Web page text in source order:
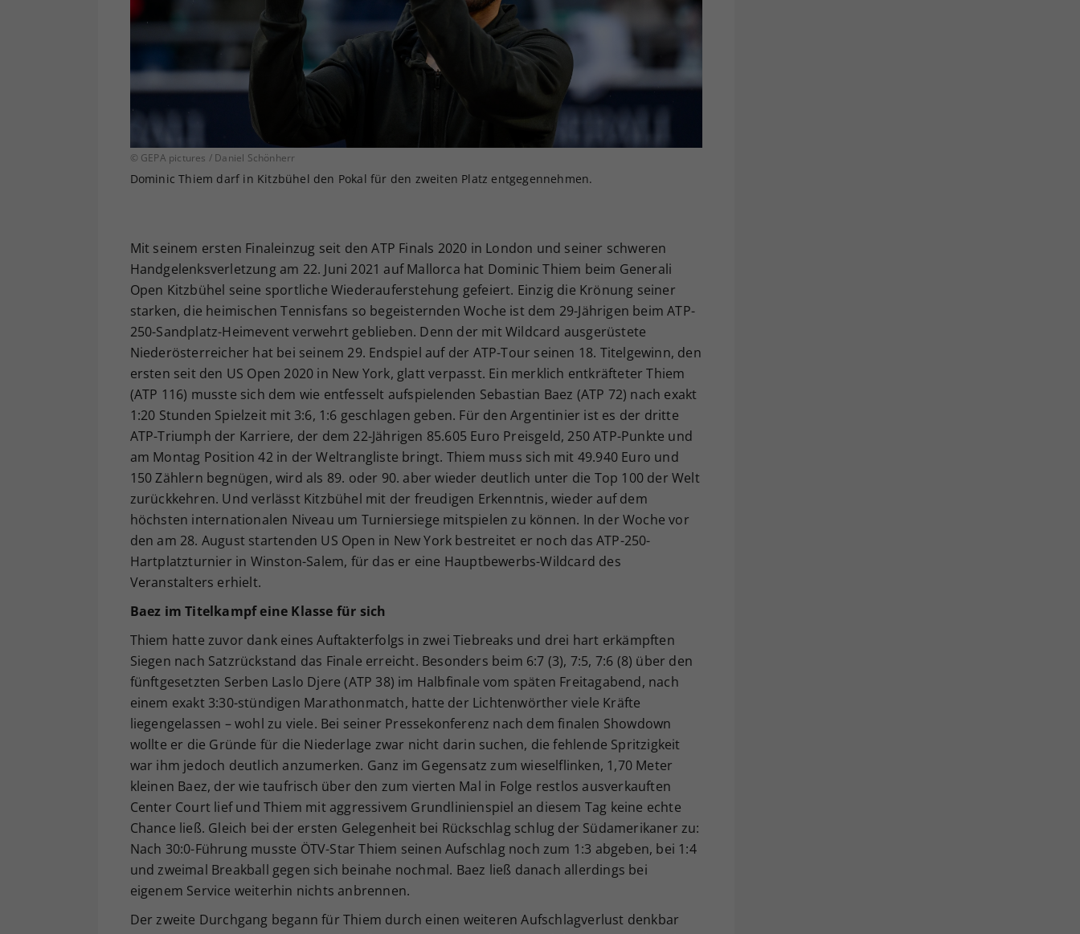
© GEPA pictures / Daniel Schönherr
Dominic Thiem darf in Kitzbühel den Pokal für den zweiten Platz entgegennehmen.
Mit seinem ersten Finaleinzug seit den ATP Finals 2020 in London und seiner schweren
Handgelenksverletzung am 22. Juni 2021 auf Mallorca hat Dominic Thiem beim Generali
Open Kitzbühel seine sportliche Wiederauferstehung gefeiert. Einzig die Krönung seiner
starken, die heimischen Tennisfans so begeisternden Woche ist dem 29-Jährigen beim ATP-
250-Sandplatz-Heimevent verwehrt geblieben. Denn der mit Wildcard ausgerüstete
Niederösterreicher hat bei seinem 29. Endspiel auf der ATP-Tour seinen 18. Titelgewinn, den
ersten seit den US Open 2020 in New York, glatt verpasst. Ein merklich entkräfteter Thiem
(ATP 116) musste sich dem wie entfesselt aufspielenden Sebastian Baez (ATP 72) nach exakt
1:20 Stunden Spielzeit mit 3:6, 1:6 geschlagen geben. Für den Argentinier ist es der dritte
ATP-Triumph der Karriere, der dem 22-Jährigen 85.605 Euro Preisgeld, 250 ATP-Punkte und
am Montag Position 42 in der Weltrangliste bringt. Thiem muss sich mit 49.940 Euro und
150 Zählern begnügen, wird als 89. oder 90. aber wieder deutlich unter die Top 100 der Welt
zurückkehren. Und verlässt Kitzbühel mit der freudigen Erkenntnis, wieder auf dem
höchsten internationalen Niveau um Turniersiege mitspielen zu können. In der Woche vor
den am 28. August startenden US Open in New York bestreitet er noch das ATP-250-
Hartplatzturnier in Winston-Salem, für das er eine Hauptbewerbs-Wildcard des
Veranstalters erhielt.
Baez im Titelkampf eine Klasse für sich
Thiem hatte zuvor dank eines Auftakterfolgs in zwei Tiebreaks und drei hart erkämpften
Siegen nach Satzrückstand das Finale erreicht. Besonders beim 6:7 (3), 7:5, 7:6 (8) über den
fünftgesetzten Serben Laslo Djere (ATP 38) im Halbfinale vom späten Freitagabend, nach
einem exakt 3:30-stündigen Marathonmatch, hatte der Lichtenwörther viele Kräfte
liegengelassen – wohl zu viele. Bei seiner Pressekonferenz nach dem finalen Showdown
wollte er die Gründe für die Niederlage zwar nicht darin suchen, die fehlende Spritzigkeit
war ihm jedoch deutlich anzumerken. Ganz im Gegensatz zum wieselflinken, 1,70 Meter
kleinen Baez, der wie taufrisch über den zum vierten Mal in Folge restlos ausverkauften
Center Court lief und Thiem mit aggressivem Grundlinienspiel an diesem Tag keine echte
Chance ließ. Gleich bei der ersten Gelegenheit bei Rückschlag schlug der Südamerikaner zu:
Nach 30:0-Führung musste ÖTV-Star Thiem seinen Aufschlag noch zum 1:3 abgeben, bei 1:4
und zweimal Breakball gegen sich beinahe nochmal. Baez ließ danach allerdings bei
eigenem Service weiterhin nichts anbrennen.
Der zweite Durchgang begann für Thiem durch einen weiteren Aufschlagverlust denkbar
Ihrer vorgenommen Einstellungen, falls der
Webseiten-Betreiber dies eingestellt hat.